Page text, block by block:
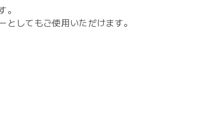
。
してもご使用いただけます。